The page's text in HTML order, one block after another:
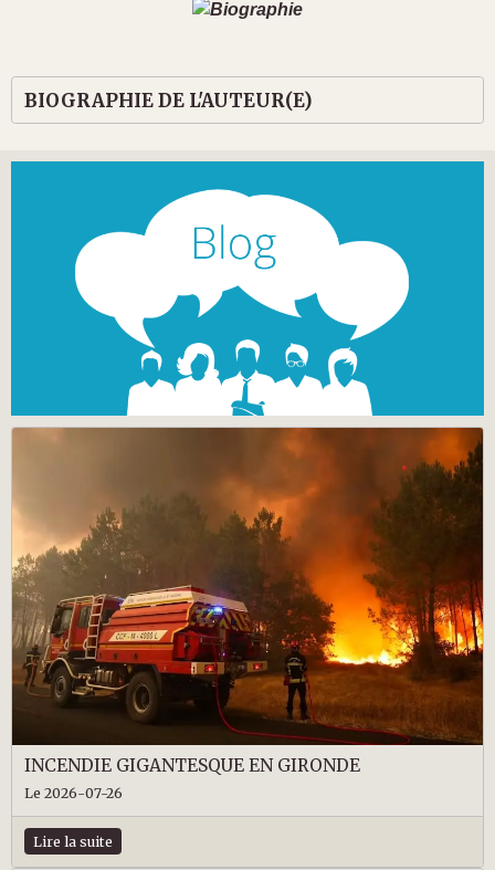
BIOGRAPHIE DE L'AUTEUR(E)
INCENDIE GIGANTESQUE EN GIRONDE
Le 2026-07-26
Lire la suite